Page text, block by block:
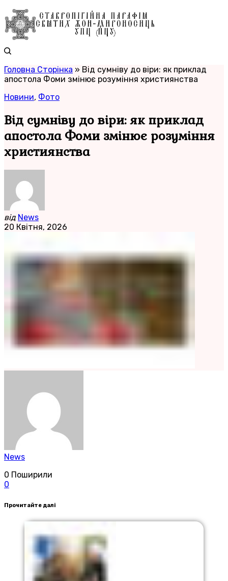
Головна Сторінка » Від сумніву до віри: як приклад
апостола Фоми змінює розуміння християнства
Новини, Фото
Від сумніву до віри: як приклад
апостола Фоми змінює розуміння
християнства
від News
20 Квітня, 2026
News
0 Поширили
0
Прочитайте далі